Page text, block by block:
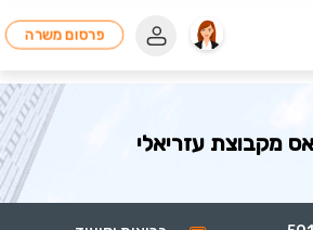
פרסום משרה
מקבוצת עזריאלי